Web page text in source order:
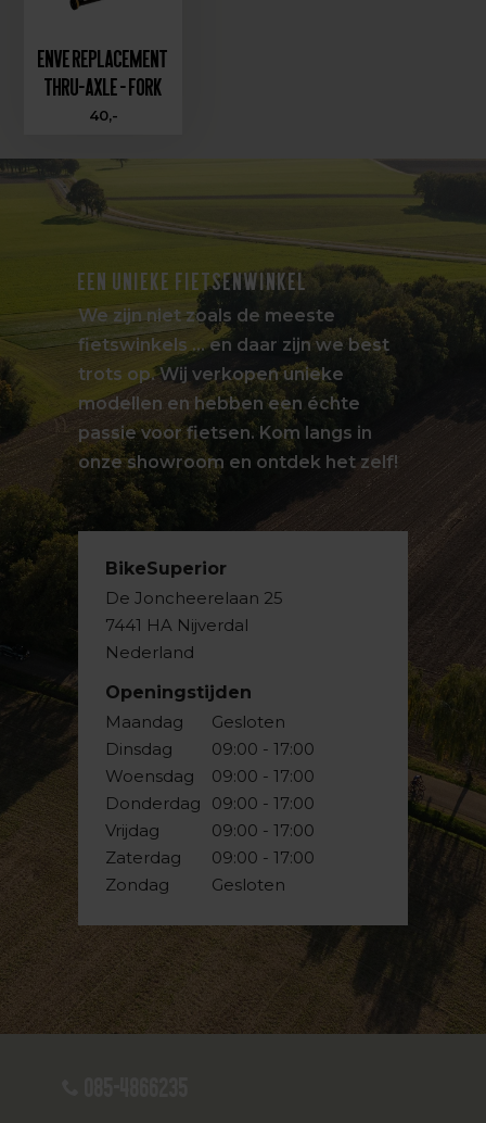
ENVE Replacement
Thru-Axle - Fork
40,-
EEN UNIEKE FIETSENWINKEL
We zijn niet zoals de meeste
fietswinkels … en daar zijn we best
trots op. Wij verkopen unieke
modellen en hebben een échte
passie voor fietsen. Kom langs in
onze showroom en ontdek het zelf!
BikeSuperior
De Joncheerelaan 25
7441 HA Nijverdal
Nederland
Openingstijden
Maandag
Dinsdag
Woensdag
Donderdag
Vrijdag
Zaterdag
Zondag
Gesloten
09:00 - 17:00
09:00 - 17:00
09:00 - 17:00
09:00 - 17:00
09:00 - 17:00
Gesloten